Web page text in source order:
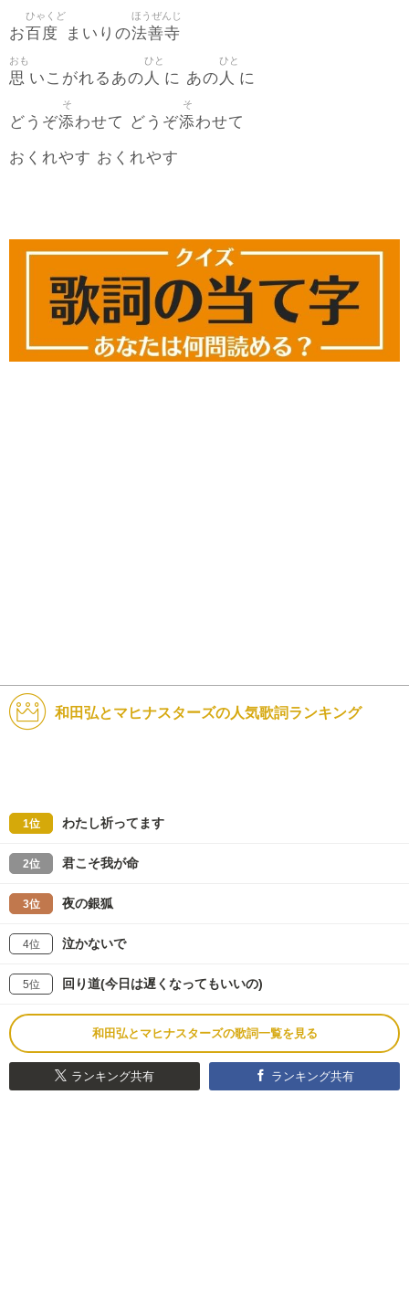
お 百度
ひゃくど
まいりの法善寺
ほうぜんじ
思
おも
いこがれるあの 人
ひと
に あの 人
ひと
に
どうぞ添
そ
わせて どうぞ添
そ
わせて
おくれやす おくれやす
和田弘とマヒナスターズの人気歌詞ランキング
1位 わたし祈ってます
2位 君こそ我が命
3位 夜の銀狐
4位 泣かないで
5位 回り道(今日は遅くなってもいいの)
和田弘とマヒナスターズの歌詞一覧を見る
ランキング共有 ランキング共有